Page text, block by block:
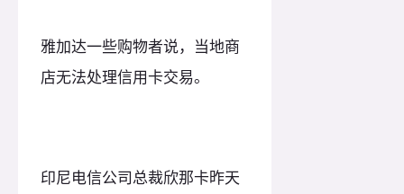
雅加达一些购物者说，当地商
店无法处理信用卡交易。
印尼电信公司总裁欣那卡昨天